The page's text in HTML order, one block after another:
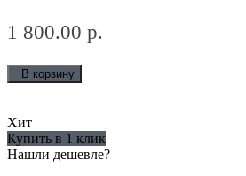
1 800.00 р.
В корзину
Хит
Купить в 1 клик
Нашли дешевле?